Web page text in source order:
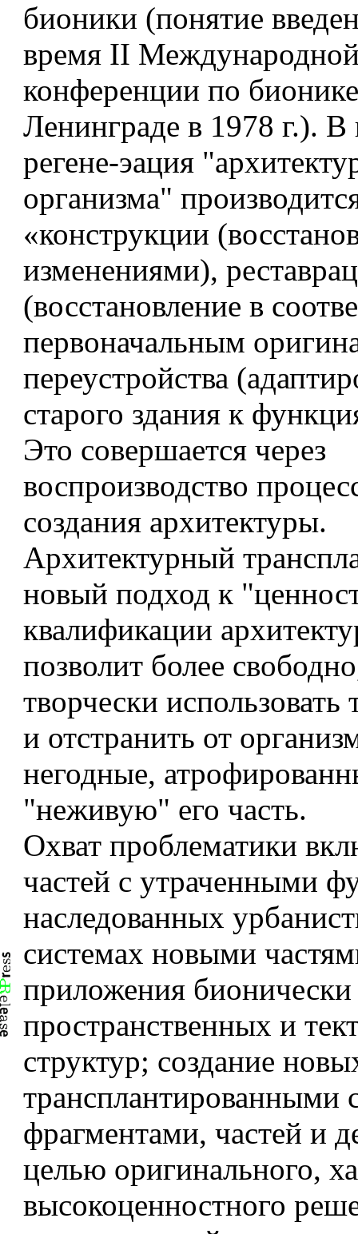
бионики (понятие
время II
конференции по
Ленинграде в 1978 г.).
регене-эация
организма"
«конструкции
изменениями),
(восстановление в
первоначальным
переустройства
старого здания к
Это совершается через
воспроизводство
создания архитектуры.
Архитектурный
новый подход к
квалификации
позволит более
творчески использовать
и отстранить от
негодные,
"неживую" его часть.
Охват проблематики
частей с утраченными
наследованных
системах новыми
приложения
пространственных и
структур; создание
трансплантированными
фрагментами, частей и
целью оригинального,
высокоценностного